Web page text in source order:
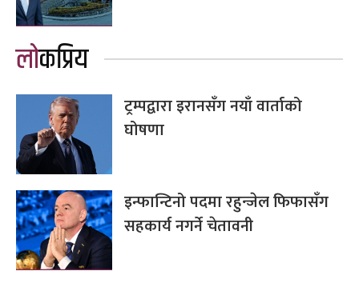
लोकप्रिय
ट्रम्पद्वारा इरानसँग नयाँ वार्ताको
घोषणा
इन्फान्टिनो पदमा रहुन्जेल फिफासँग
सहकार्य नगर्ने चेतावनी